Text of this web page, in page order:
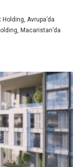
Avrupa’da
Macaristan’da